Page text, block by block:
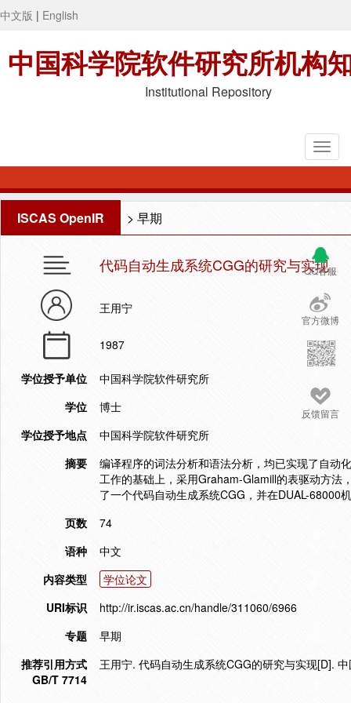
中文版 | English
中国科学院软件研究所机构
Institutional Repository
ISCAS OpenIR > 早期
QQ客服
官方微博
反馈留言
代码自动生成系统CGG的研究与实现
王用宁
1987
学位授予单位
中国科学院软件研究所
学位
博士
学位授予地点
中国科学院软件研究所
摘要
编译程序的词法分析和语法分析，均已实现了自动
工作的基础上，采用Graham-Glamill的表驱动方法
了一个代码自动生成系统CGG，并在DUAL-68000
页数
74
语种
中文
内容类型
学位论文
URI标识
http://ir.iscas.ac.cn/handle/311060/6966
专题
早期
推荐引用方式
GB/T 7714
王用宁. 代码自动生成系统CGG的研究与实现[D].